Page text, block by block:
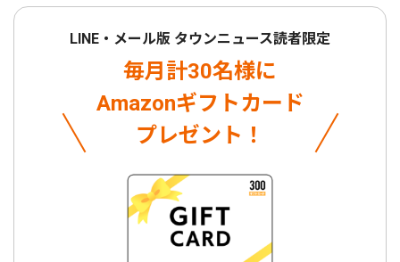
LINE・メール版 タウンニュース読者限定
毎月計30名様に
Amazonギフトカード
プレゼント！